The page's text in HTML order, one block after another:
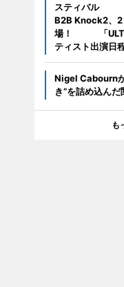
スティバ
B2B Knock2、
場！ 「
ティスト出演日
Nigel Cabourn
き”を詰め込んだ
も